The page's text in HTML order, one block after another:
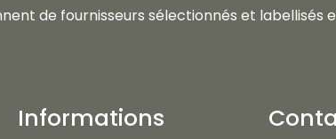
de fournisseurs sélectionnés et labellisés
Informations